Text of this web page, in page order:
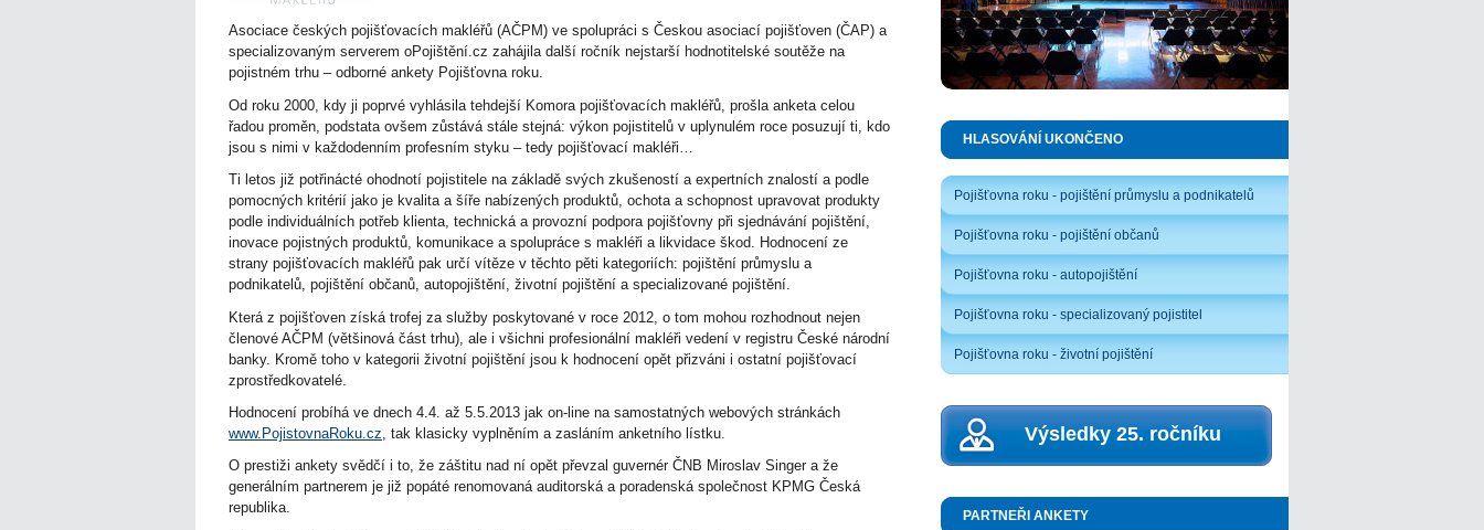
Asociace českých pojišťovacích makléřů (AČPM) ve spolupráci s Českou asociací pojišťoven (ČAP) a
specializovaným serverem oPojištění.cz zahájila další ročník nejstarší hodnotitelské soutěže na
pojistném trhu – odborné ankety Pojišťovna roku.
Od roku 2000, kdy ji poprvé vyhlásila tehdejší Komora pojišťovacích makléřů, prošla anketa celou
řadou proměn, podstata ovšem zůstává stále stejná: výkon pojistitelů v uplynulém roce posuzují ti, kdo
jsou s nimi v každodenním profesním styku – tedy pojišťovací makléři…
Ti letos již potřinácté ohodnotí pojistitele na základě svých zkušeností a expertních znalostí a podle
pomocných kritérií jako je kvalita a šíře nabízených produktů, ochota a schopnost upravovat produkty
podle individuálních potřeb klienta, technická a provozní podpora pojišťovny při sjednávání pojištění,
inovace pojistných produktů, komunikace a spolupráce s makléři a likvidace škod. Hodnocení ze
strany pojišťovacích makléřů pak určí vítěze v těchto pěti kategoriích: pojištění průmyslu a
podnikatelů, pojištění občanů, autopojištění, životní pojištění a specializované pojištění.
Která z pojišťoven získá trofej za služby poskytované v roce 2012, o tom mohou rozhodnout nejen
členové AČPM (většinová část trhu), ale i všichni profesionální makléři vedení v registru České národní
banky. Kromě toho v kategorii životní pojištění jsou k hodnocení opět přizváni i ostatní pojišťovací
zprostředkovatelé.
Hodnocení probíhá ve dnech 4.4. až 5.5.2013 jak on-line na samostatných webových stránkách
www.PojistovnaRoku.cz , tak klasicky vyplněním a zasláním anketního lístku.
O prestiži ankety svědčí i to, že záštitu nad ní opět převzal guvernér ČNB Miroslav Singer a že
generálním partnerem je již popáté renomovaná auditorská a poradenská společnost KPMG Česká
republika.
HLASOVÁNÍ UKONČENO
Pojišťovna roku - pojištění průmyslu a podnikatelů
Pojišťovna roku - pojištění občanů
Pojišťovna roku - autopojištění
Pojišťovna roku - specializovaný pojistitel
Pojišťovna roku - životní pojištění
Výsledky 25. ročníku
PARTNEŘI ANKETY